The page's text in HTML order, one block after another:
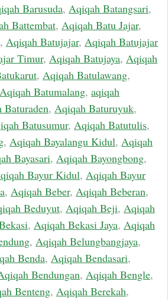
Barusuda, Aqiqah Batangsari,
Battembat, Aqiqah Batu Jajar,
, Aqiqah Batujajar, Aqiqah Batujajar
Timur, Aqiqah Batujaya, Aqiqah
, Aqiqah Batulawang,
Aqiqah Batumalang, aqiqah
Baturaden, Aqiqah Baturuyuk,
Batusumur, Aqiqah Batutulis,
, Aqiqah Bayalangu Kidul, Aqiqah
Bayasari, Aqiqah Bayongbong,
Bayur Kidul, Aqiqah Bayur
, Aqiqah Beber, Aqiqah Beberan,
Beduyut, Aqiqah Beji, Aqiqah
, Aqiqah Bekasi Jaya, Aqiqah
, Aqiqah Belungbangjaya,
Benda, Aqiqah Bendasari,
Bendungan, Aqiqah Bengle,
Benteng, Aqiqah Berekah,